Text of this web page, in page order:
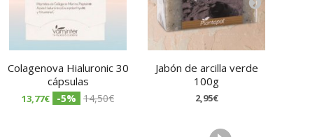
Colagenova Hialuronic 30
cápsulas
13,77€ -5% 14,50€
Jabón de arcilla verde
100g
2,95€